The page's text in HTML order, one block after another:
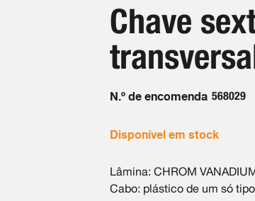
Chave
N.º de encomenda 568029
Disponível em stock
Lâmina: CHROM
Cabo: plástico de um só